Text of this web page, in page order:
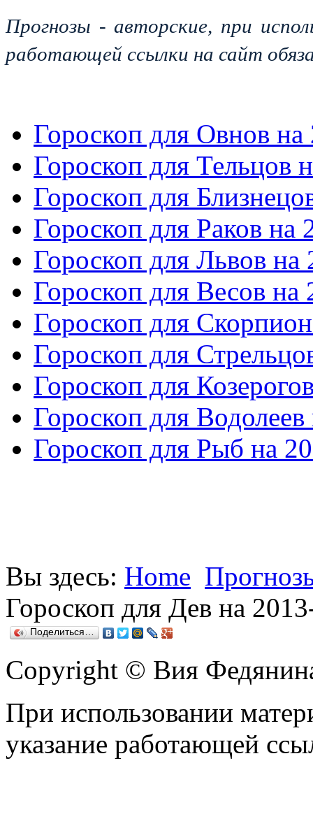
Прогнозы - авторские, при
работающей ссылки на сайт
Гороскоп для Овнов на
Гороскоп для Тельцов
Гороскоп для
Гороскоп для Раков на
Гороскоп для Львов на
Гороскоп для Весов на
Гороскоп для
Гороскоп для
Гороскоп для
Гороскоп для
Гороскоп для Рыб на
Вы здесь: Home
Гороскоп для Дев на
Поделиться…
Copyright © Вия
При использовании
указание работающей